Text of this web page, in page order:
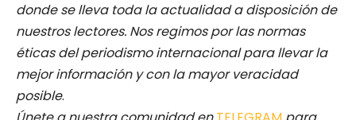
donde se lleva toda la actualidad a disposición de
nuestros lectores. Nos regimos por las normas
éticas del periodismo internacional para llevar la
mejor información y con la mayor veracidad
posible.